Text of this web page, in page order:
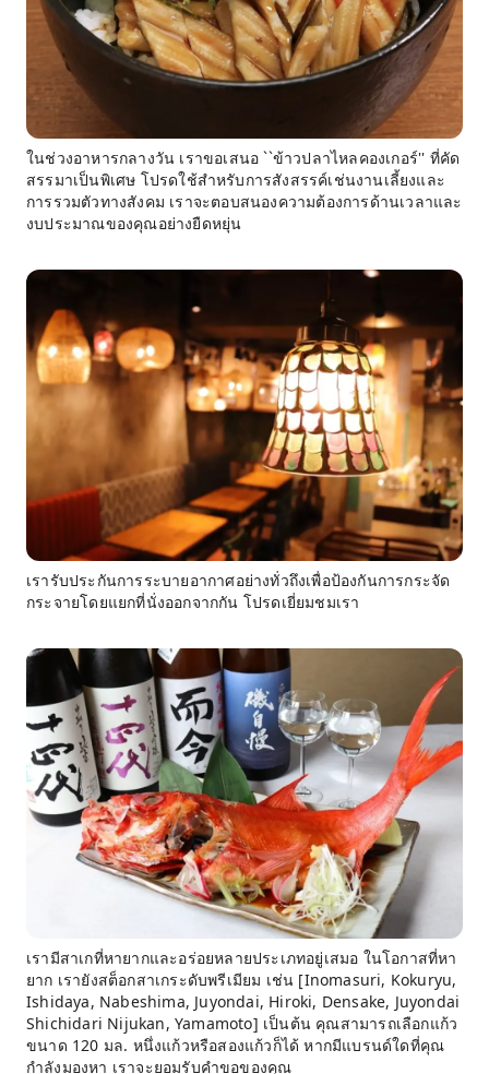
ในช่วงอาหารกลางวัน เราขอเสนอ ``ข้าวปลาไหลคองเกอร์'' ที่คัด
สรรมาเป็นพิเศษ โปรดใช้สำหรับการสังสรรค์เช่นงานเลี้ยงและ
การรวมตัวทางสังคม เราจะตอบสนองความต้องการด้านเวลาและ
งบประมาณของคุณอย่างยืดหยุ่น
เรารับประกันการระบายอากาศอย่างทั่วถึงเพื่อป้องกันการกระจัด
กระจายโดยแยกที่นั่งออกจากกัน โปรดเยี่ยมชมเรา
เรามีสาเกที่หายากและอร่อยหลายประเภทอยู่เสมอ ในโอกาสที่หา
ยาก เรายังสต็อกสาเกระดับพรีเมียม เช่น [Inomasuri, Kokuryu,
Ishidaya, Nabeshima, Juyondai, Hiroki, Densake, Juyondai
Shichidari Nijukan, Yamamoto] เป็นต้น คุณสามารถเลือกแก้ว
ขนาด 120 มล. หนึ่งแก้วหรือสองแก้วก็ได้ หากมีแบรนด์ใดที่คุณ
กำลังมองหา เราจะยอมรับคำขอของคุณ